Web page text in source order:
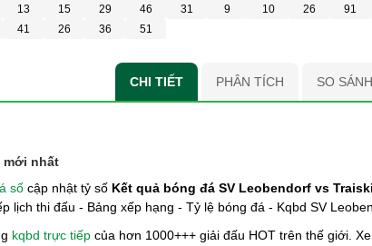
13
41
15
26
29
36
46
51
31 9 10 26 91
CHI TIẾT PHÂN TÍCH SO
mới nhất
số cập nhật tỷ số Kết quả bóng đá SV Leobendorf vs
lịch thi đấu - Bảng xếp hạng - Tỷ lệ bóng đá - Kqbd SV
kqbd trực tiếp của hơn 1000+++ giải đấu HOT trên thế giới.